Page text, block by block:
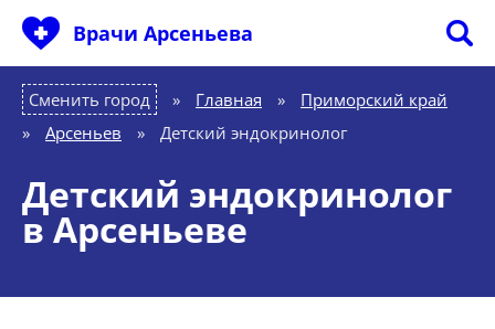
Врачи Арсеньева
Сменить город Главная »
Приморский край
»
Арсеньев » Детский эндокринолог
Детский эндокринолог
в Арсеньеве